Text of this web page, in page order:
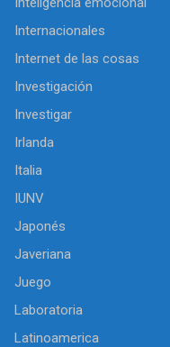
Internacionales
Internet de las cosas
Investigación
Investigar
Irlanda
Italia
IUNV
Japonés
Javeriana
Juego
Laboratoria
Latinoamerica